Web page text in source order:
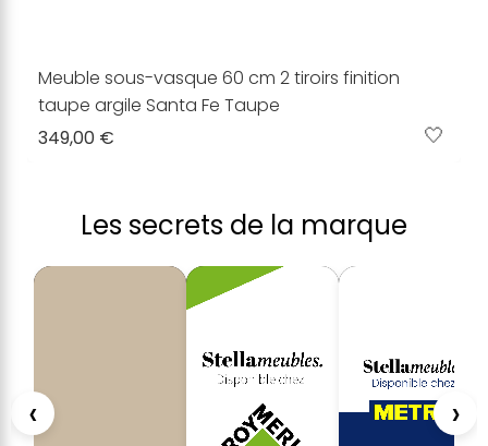
Meuble sous-vasque 60 cm 2 tiroirs finition
taupe argile Santa Fe Taupe
349,00 €
🤍
Les secrets de la marque
‹ ›